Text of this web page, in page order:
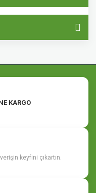
KARGO
keyfini çıkartın.